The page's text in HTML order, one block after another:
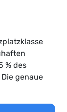
% des
genaue